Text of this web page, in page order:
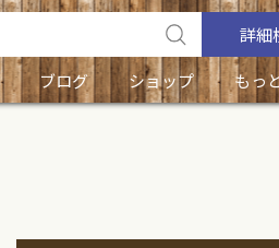
詳細
ブログ ショップ もっ